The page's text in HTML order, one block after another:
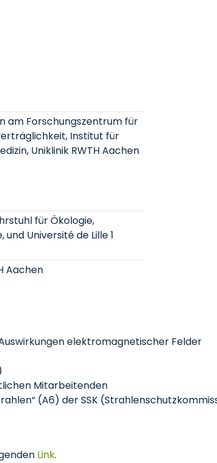
am Forschungszentrum für
Institut für
Uniklinik RWTH Aachen
für Ökologie,
Université de Lille 1
Aachen
elektromagnetischer Felder
Mitarbeitenden
(A6) der SSK
Link.